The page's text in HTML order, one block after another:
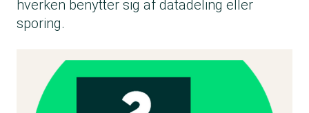
hverken benytter sig af datadeling eller
sporing.